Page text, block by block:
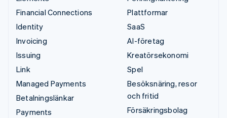
Financial Connections
Identity
Invoicing
Issuing
Link
Managed Payments
Betalningslänkar
Payments
Plattformar
SaaS
AI-företag
Kreatörsekonomi
Spel
Besöksnäring, resor
och fritid
Försäkringsbolag